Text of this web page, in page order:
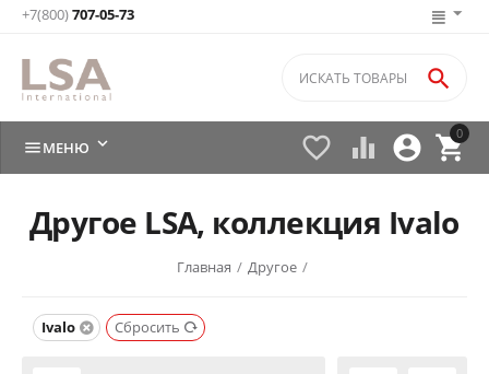
+7(800)707-05-73
0


 

МЕНЮ 
Другое LSA, коллекция Ivalo
Главная / Другое /
Ivalo Сбросить